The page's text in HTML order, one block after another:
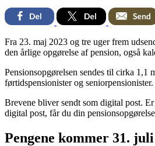
Facebook
Twitter Email
Fra 23. maj 2023 og tre uger frem
den årlige opgørelse af pension, også
Pensionsopgørelsen sendes til cirka 1,1
førtidspensionister og seniorpensionister.
Brevene bliver sendt som digital post.
digital post, får du din
Pengene kommer 31. juli